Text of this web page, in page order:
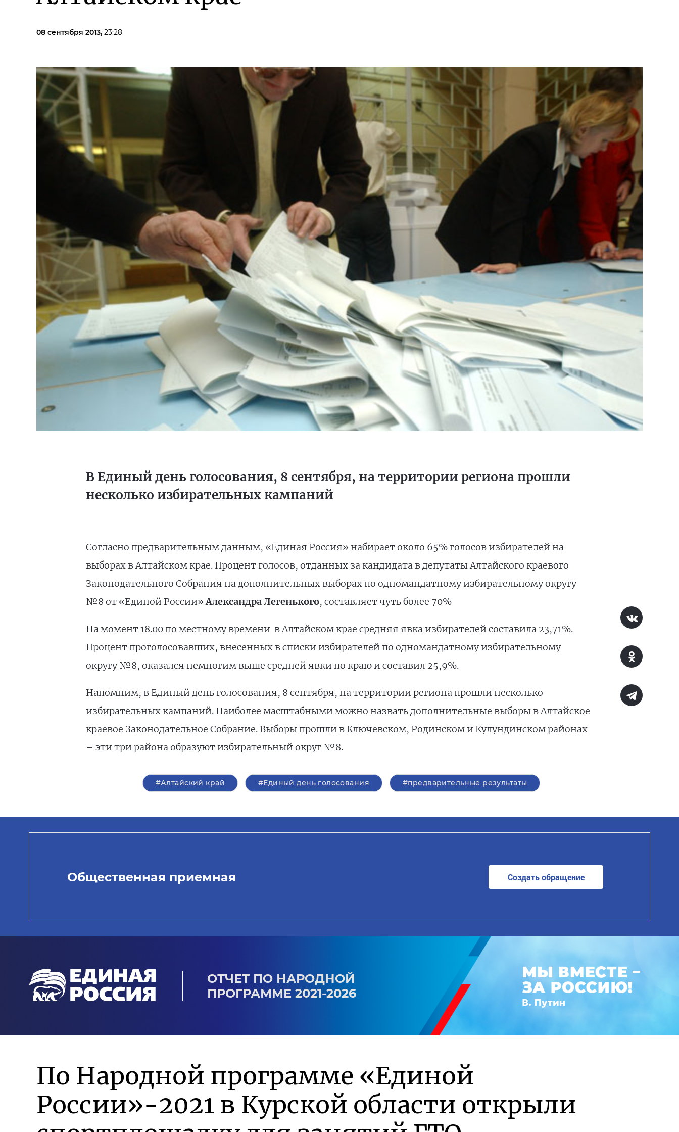
08 сентября 2013, 23:28
В Единый день голосования, 8 сентября, на территории региона прошли
несколько избирательных кампаний
Согласно предварительным данным, «Единая Россия» набирает около 65% голосов избирателей на
выборах в Алтайском крае. Процент голосов, отданных за кандидата в депутаты Алтайского краевого
Законодательного Собрания на дополнительных выборах по одномандатному избирательному округу
№8 от «Единой России»Александра Легенького, составляет чуть более 70%
На момент 18.00 по местному времени в Алтайском крае средняя явка избирателей составила 23,71%.
Процент проголосовавших, внесенных в списки избирателей по одномандатному избирательному
округу №8, оказался немногим выше средней явки по краю и составил 25,9%.
Напомним, в Единый день голосования, 8 сентября, на территории региона прошли несколько
избирательных кампаний. Наиболее масштабными можно назвать дополнительные выборы в Алтайское
краевое Законодательное Собрание. Выборы прошли в Ключевском, Родинском и Кулундинском районах
– эти три района образуют избирательный округ №8.
#Алтайский край #Единый день голосования #предварительные результаты
Общественная приемная Создать обращение
ОТЧЕТ ПО НАРОДНОЙ
ПРОГРАММЕ 2021-2026
По Народной программе «Единой
России»-2021 в Курской области открыли